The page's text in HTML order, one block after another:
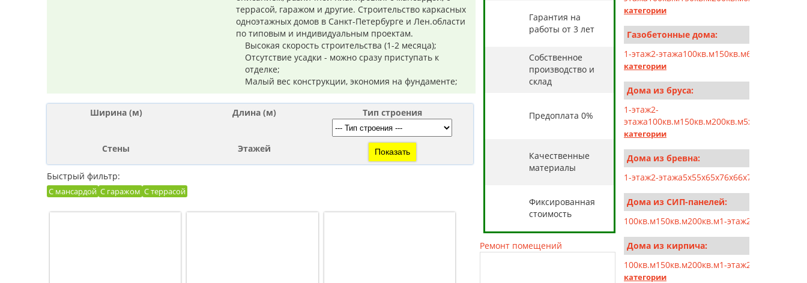
террасой, гаражом и другие. Строительство каркасных
одноэтажных домов в Санкт-Петербурге и Лен.области
по типовым и индивидуальным проектам.
Высокая скорость строительства (1-2 месяца);
Отсутствие усадки - можно сразу приступать к
отделке;
Малый вес конструкции, экономия на фундаменте;
Ширина (м) Длина (м) Тип строения
Стены Этажей
Быстрый фильтр:
С мансардой С гаражом С террасой
Гарантия на
работы от 3 лет
Собственное
производство и
склад
Предоплата 0%
Качественные
материалы
Фиксированная
стоимость
Ремонт помещений
категории
Газобетонные дома:
1-этаж2-этажа100кв.м150кв.м6x6
категории
Дома из бруса:
1-этаж2-
этажа100кв.м150кв.м200кв.м5x5
категории
Дома из бревна:
1-этаж2-этажа5x55x65x76x66x7
Дома из СИП-панелей:
100кв.м150кв.м200кв.м1-этаж2-этажа
Дома из кирпича:
100кв.м150кв.м200кв.м1-этаж2-этажа
категории